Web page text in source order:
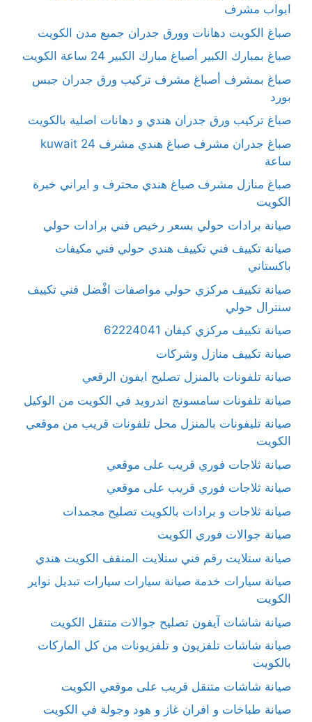
ابواب مشرف
صباغ الكويت دهانات وورق جدران جميع مدن الكويت
صباغ بمبارك الكبير أصباغ مبارك الكبير 24 ساعة الكويت
صباغ بمشرف أصباغ مشرف تركيب ورق جدران جبس
بورد
صباغ تركيب ورق جدران هندي و دهانات اصلية بالكويت
صباغ جدران مشرف صباغ هندي مشرف kuwait 24
ساعة
صباغ منازل مشرف صباغ هندي محترف و ايراني خبرة
الكويت
صيانة برادات حولي بسعر رخيص فني برادات حولي
صيانة تكييف فني تكييف هندي حولي فني مكيفات
باكستاني
صيانة تكييف مركزي حولي مواصفات افْضل فني تكييف
سنترال حولي
صيانة تكييف مركزي كيفان 62224041
صيانة تكييف منازل وشركات
صيانة تلفونات بالمنزل تصليح ايفون الرقعي
صيانة تلفونات سامسونج اندرويد في الكويت من الوكيل
صيانة تليفونات بالمنزل محل تلفونات قريب من موقعي
الكويت
صيانة ثلاجات فوري قريب على موقعي
صيانة ثلاجات فوري قريب على موقعي
صيانة ثلاجات و برادات بالكويت تصليح مجمدات
صيانة جوالات فوري الكويت
صيانة ستلايت رقم فني ستلايت المنقف الكويت هندي
صيانة سيارات خدمة صيانة سيارات سيارات تبديل تواير
الكويت
صيانة شاشات آيفون تصليح جوالات متنقل الكويت
صيانة شاشات تلفزيون و تلفزيونات من كل الماركات
بالكويت
صيانة شاشات متنقل قريب على موقعي الكويت
صيانة طباخات و افران غاز و هود وجولة في الكويت